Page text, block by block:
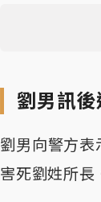
劉男訊
劉男向警方
害死劉姓所長